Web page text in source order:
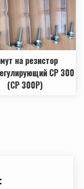
на резистор
СР 300
(СР 300Р)